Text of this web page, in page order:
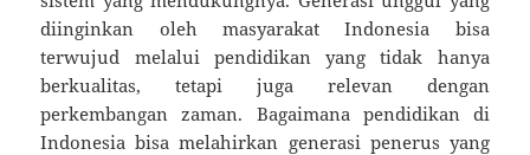
diinginkan oleh masyarakat Indonesia bisa
terwujud melalui pendidikan yang tidak hanya
berkualitas, tetapi juga relevan dengan
perkembangan zaman. Bagaimana pendidikan di
Indonesia bisa melahirkan generasi penerus yang